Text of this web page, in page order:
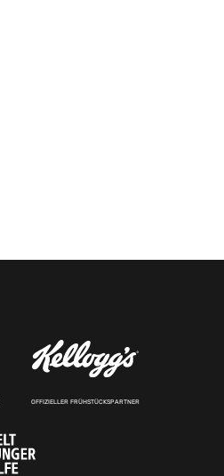
OFFIZIELLER FRÜHSTÜCKSPARTNER